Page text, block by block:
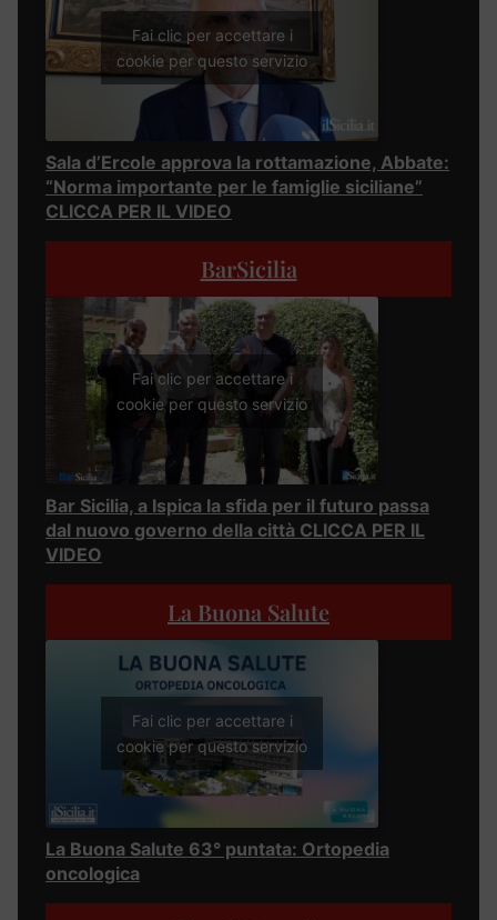
Fai clic per accettare i
cookie per questo servizio
Sala d’Ercole approva la rottamazione, Abbate:
“Norma importante per le famiglie siciliane”
CLICCA PER IL VIDEO
BarSicilia
Fai clic per accettare i
cookie per questo servizio
Bar Sicilia, a Ispica la sfida per il futuro passa
dal nuovo governo della città CLICCA PER IL
VIDEO
La Buona Salute
Fai clic per accettare i
cookie per questo servizio
La Buona Salute 63° puntata: Ortopedia
oncologica